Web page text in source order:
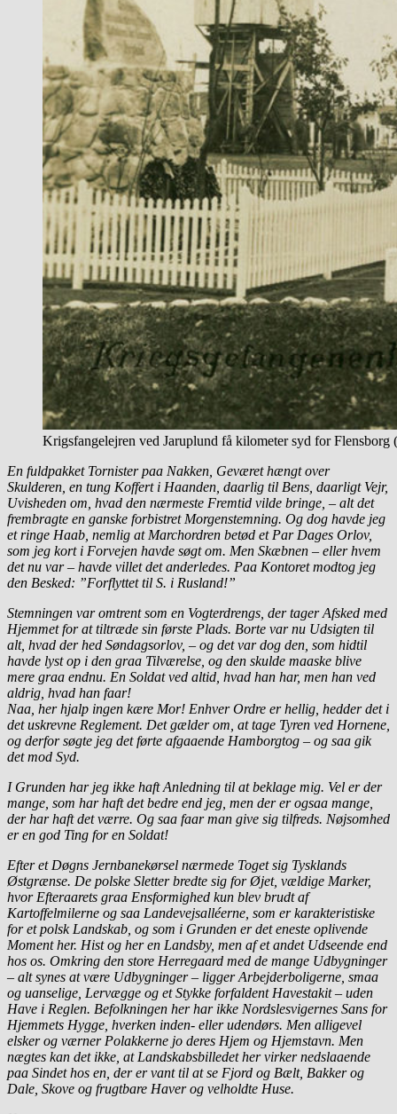
Krigsfangelejren ved Jaruplund få kilometer syd for
En fuldpakket Tornister paa Nakken, Geværet hængt over
Skulderen, en tung Koffert i Haanden, daarlig til Bens, daarligt Vejr,
Uvisheden om, hvad den nærmeste Fremtid vilde bringe, – alt det
frembragte en ganske forbistret Morgenstemning. Og dog havde jeg
et ringe Haab, nemlig at Marchordren betød et Par Dages Orlov,
som jeg kort i Forvejen havde søgt om. Men Skæbnen – eller hvem
det nu var – havde villet det anderledes. Paa Kontoret modtog jeg
den Besked: ”Forflyttet til S. i Rusland!”
Stemningen var omtrent som en Vogterdrengs, der tager Afsked med
Hjemmet for at tiltræde sin første Plads. Borte var nu Udsigten til
alt, hvad der hed Søndagsorlov, – og det var dog den, som hidtil
havde lyst op i den graa Tilværelse, og den skulde maaske blive
mere graa endnu. En Soldat ved altid, hvad han har, men han ved
aldrig, hvad han faar!
Naa, her hjalp ingen kære Mor! Enhver Ordre er hellig, hedder det i
det uskrevne Reglement. Det gælder om, at tage Tyren ved Hornene,
og derfor søgte jeg det førte afgaaende Hamborgtog – og saa gik
det mod Syd.
I Grunden har jeg ikke haft Anledning til at beklage mig. Vel er der
mange, som har haft det bedre end jeg, men der er ogsaa mange,
der har haft det værre. Og saa faar man give sig tilfreds. Nøjsomhed
er en god Ting for en Soldat!
Efter et Døgns Jernbanekørsel nærmede Toget sig Tysklands
Østgrænse. De polske Sletter bredte sig for Øjet, vældige Marker,
hvor Efteraarets graa Ensformighed kun blev brudt af
Kartoffelmilerne og saa Landevejsalléerne, som er karakteristiske
for et polsk Landskab, og som i Grunden er det eneste oplivende
Moment her. Hist og her en Landsby, men af et andet Udseende end
hos os. Omkring den store Herregaard med de mange Udbygninger
– alt synes at være Udbygninger – ligger Arbejderboligerne, smaa
og uanselige, Lervægge og et Stykke forfaldent Havestakit – uden
Have i Reglen. Befolkningen her har ikke Nordslesvigernes Sans for
Hjemmets Hygge, hverken inden- eller udendørs. Men alligevel
elsker og værner Polakkerne jo deres Hjem og Hjemstavn. Men
nægtes kan det ikke, at Landskabsbilledet her virker nedslaaende
paa Sindet hos en, der er vant til at se Fjord og Bælt, Bakker og
Dale, Skove og frugtbare Haver og velholdte Huse.